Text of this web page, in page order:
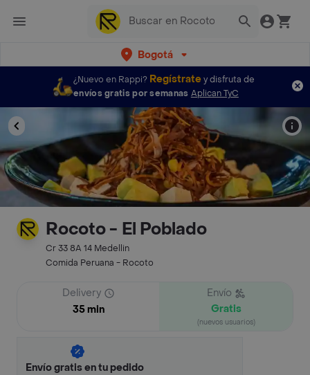
Bogotá
¿Nuevo en Rappi? Regístratey disfruta de
envíos gratis por semanas Aplican TyC
Rocoto - El Poblado
Cr 33 8A 14 Medellin
Comida Peruana - Rocoto
Delivery
35 min
Envío
Gratis
(nuevos usuarios)
Envío gratis en tu pedido